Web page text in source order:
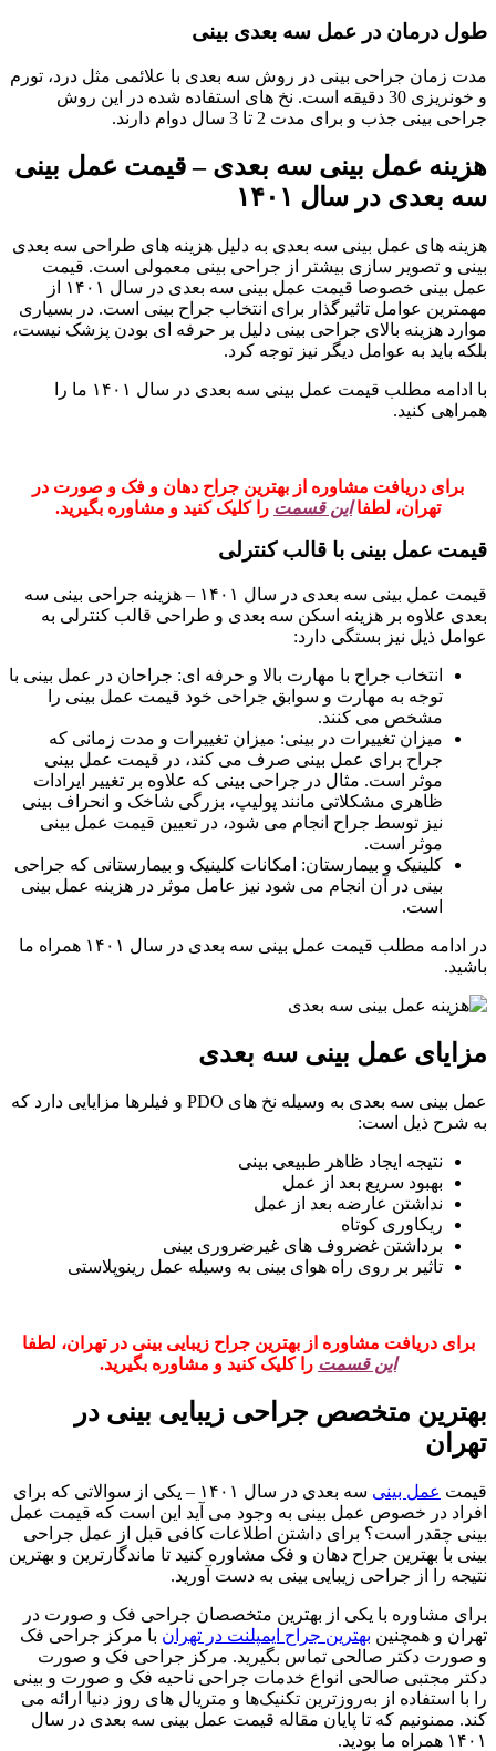
طول درمان در عمل سه بعدی بینی
مدت زمان جراحی بینی در روش سه بعدی با علائمی مثل درد، تورم
و خونریزی 30 دقیقه است. نخ های استفاده شده در این روش
جراحی بینی جذب و برای مدت 2 تا 3 سال دوام دارند.
هزینه عمل بینی سه بعدی – قیمت عمل بینی
سه بعدی در سال ۱۴۰۱
هزینه های عمل بینی سه بعدی به دلیل هزینه های طراحی سه بعدی
بینی و تصویر سازی بیشتر از جراحی بینی معمولی است. قیمت
عمل بینی خصوصا قیمت عمل بینی سه بعدی در سال ۱۴۰۱ از
مهمترین عوامل تاثیرگذار برای انتخاب جراح بینی است. در بسیاری
موارد هزینه بالای جراحی بینی دلیل بر حرفه ای بودن پزشک نیست،
بلکه باید به عوامل دیگر نیز توجه کرد.
با ادامه مطلب قیمت عمل بینی سه بعدی در سال ۱۴۰۱ ما را
همراهی کنید.
برای دریافت مشاوره از بهترین جراح دهان و فک و صورت در
تهران، لطفااین قسمت را کلیک کنید و مشاوره بگیرید.
قیمت عمل بینی با قالب کنترلی
قیمت عمل بینی سه بعدی در سال ۱۴۰۱ – هزینه جراحی بینی سه
بعدی علاوه بر هزینه اسکن سه بعدی و طراحی قالب کنترلی به
عوامل ذیل نیز بستگی دارد:
انتخاب جراح با مهارت بالا و حرفه ای: جراحان در عمل بینی با
توجه به مهارت و سوابق جراحی خود قیمت عمل بینی را
مشخص می کنند.
میزان تغییرات در بینی: میزان تغییرات و مدت زمانی که
جراح برای عمل بینی صرف می کند، در قیمت عمل بینی
موثر است. مثال در جراحی بینی که علاوه بر تغییر ایرادات
ظاهری مشکلاتی مانند پولیپ، بزرگی شاخک و انحراف بینی
نیز توسط جراح انجام می شود، در تعیین قیمت عمل بینی
موثر است.
کلینیک و بیمارستان: امکانات کلینیک و بیمارستانی که جراحی
بینی در آن انجام می شود نیز عامل موثر در هزینه عمل بینی
است.
در ادامه مطلب قیمت عمل بینی سه بعدی در سال ۱۴۰۱ همراه ما
باشید.
مزایای عمل بینی سه بعدی
عمل بینی سه بعدی به وسیله نخ های PDO و فیلرها مزایایی دارد که
به شرح ذیل است:
نتیجه ایجاد ظاهر طبیعی بینی
بهبود سریع بعد از عمل
نداشتن عارضه بعد از عمل
ریکاوری کوتاه
برداشتن غضروف های غیرضروری بینی
تاثیر بر روی راه هوای بینی به وسیله عمل رینوپلاستی
برای دریافت مشاوره از بهترین جراح زیبایی بینی در تهران، لطفا
این قسمت را کلیک کنید و مشاوره بگیرید.
بهترین متخصص جراحی زیبایی بینی در
تهران
قیمت عمل بینی
سه بعدی در سال ۱۴۰۱ – یکی از سوالاتی که برای
افراد در خصوص عمل بینی به وجود می آید این است که قیمت عمل
بینی چقدر است؟ برای داشتن اطلاعات کافی قبل از عمل جراحی
بینی با بهترین جراح دهان و فک مشاوره کنید تا ماندگارترین و بهترین
نتیجه را از جراحی زیبایی بینی به دست آورید.
برای مشاوره با یکی از بهترین متخصصان جراحی فک و صورت در
تهران و همچنین بهترین جراح ایمپلنت در تهران با مرکز جراحی فک
و صورت دکتر صالحی تماس بگیرید. مرکز جراحی فک و صورت
دکتر مجتبی صالحی انواع خدمات جراحی ناحیه فک و صورت و بینی
را با استفاده از به‌روزترین تکنیک‌ها و متریال های روز دنیا ارائه می
کند. ممنونیم که تا پایان مقاله قیمت عمل بینی سه بعدی در سال
۱۴۰۱ همراه ما بودید.